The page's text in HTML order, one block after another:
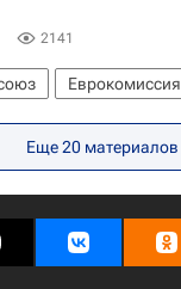
2141
Еврокомиссия
Новиков
Еще 20 материалов